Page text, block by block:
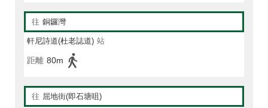
往 銅鑼灣
軒尼詩道(杜老誌道) 站
距離 80m
往 屈地街(即石塘咀)